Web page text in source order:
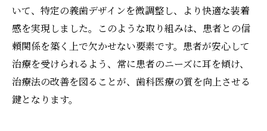
いて、特定の義歯デザインを微調整し、より快適な装着
感を実現しました。このような取り組みは、患者との信
頼関係を築く上で欠かせない要素です。患者が安心して
治療を受けられるよう、常に患者のニーズに耳を傾け、
治療法の改善を図ることが、歯科医療の質を向上させる
鍵となります。